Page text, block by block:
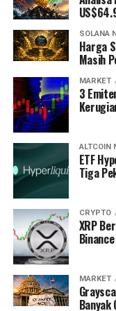
SOLANA
Harga
Masih
MARKET
3
ALTCOIN
ETF
Tiga
CRYPTO
XRP
MARKET